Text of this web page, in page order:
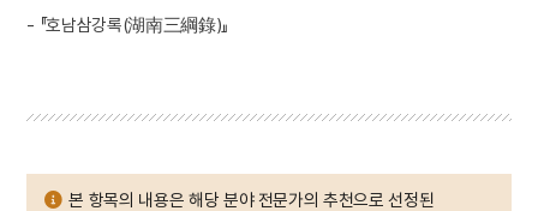
- 『호남삼강록(湖南三綱錄)』
본 항목의 내용은 해당 분야 전문가의 추천으로 선정된